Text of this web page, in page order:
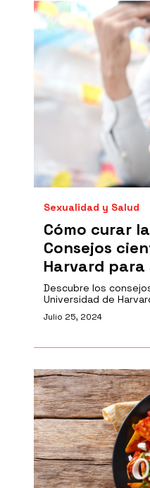
Sexualidad y Salud
Cómo curar
Consejos
Harvard
Descubre los
Universidad de
Julio 25, 2024